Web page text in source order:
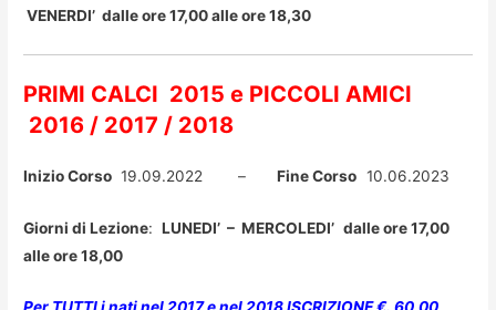
VENERDI’ dalle ore 17,00 alle ore 18,30
PRIMI CALCI 2015 e PICCOLI AMICI
2016 / 2017 / 2018
Inizio Corso 19.09.2022 –Fine Corso10.06.2023
Giorni di Lezione:LUNEDI’ – MERCOLEDI’ dalle ore 17,00
alle ore 18,00